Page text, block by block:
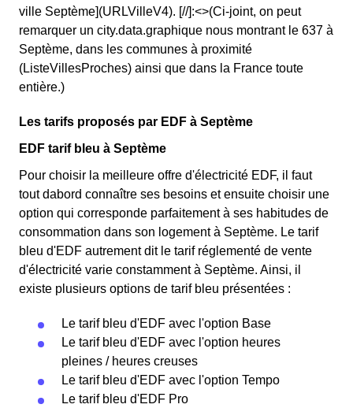
ville Septème](URLVilleV4). [//]:<>(Ci-joint, on peut
remarquer un city.data.graphique nous montrant le 637 à
Septème, dans les communes à proximité
(ListeVillesProches) ainsi que dans la France toute
entière.)
Les tarifs proposés par EDF à Septème
EDF tarif bleu à Septème
Pour choisir la meilleure offre d'électricité EDF, il faut
tout dabord connaître ses besoins et ensuite choisir une
option qui corresponde parfaitement à ses habitudes de
consommation dans son logement à Septème. Le tarif
bleu d'EDF autrement dit le tarif réglementé de vente
d'électricité varie constamment à Septème. Ainsi, il
existe plusieurs options de tarif bleu présentées :
Le tarif bleu d'EDF avec l'option Base
Le tarif bleu d'EDF avec l'option heures
pleines / heures creuses
Le tarif bleu d'EDF avec l'option Tempo
Le tarif bleu d'EDF Pro